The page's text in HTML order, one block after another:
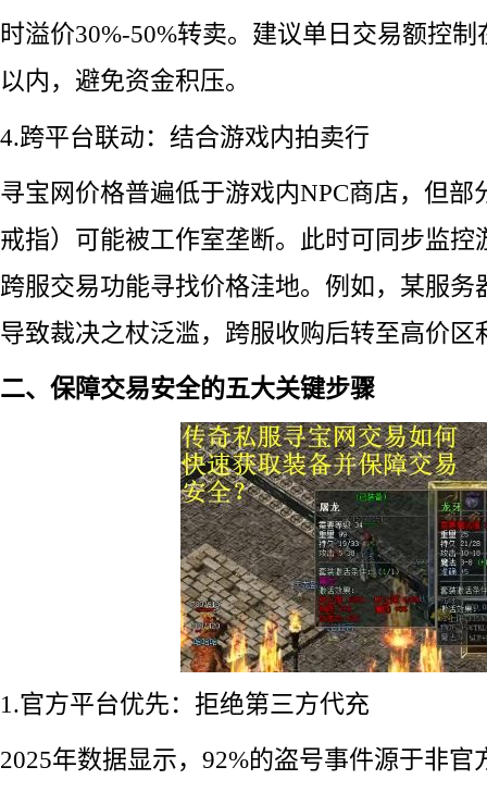
时溢价30%-50%转卖。建议单日交易额控
以内，避免资金积压。
4.跨平台联动：结合游戏内拍卖行
寻宝网价格普遍低于游戏内NPC商店，但部
戒指）可能被工作室垄断。此时可同步监控
跨服交易功能寻找价格洼地。例如，某服务
导致裁决之杖泛滥，跨服收购后转至高价区
二、保障交易安全的五大关键步骤
1.官方平台优先：拒绝第三方代充
2025年数据显示，92%的盗号事件源于非官